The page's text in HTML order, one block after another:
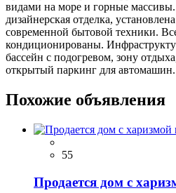
видами на море и горные
дизайнерская отделка,
современной бытовой техники.
кондиционированы.
бассейн с подогревом, зону
открытый паркинг для автомашин.
Похожие объявления
55
Продается дом с